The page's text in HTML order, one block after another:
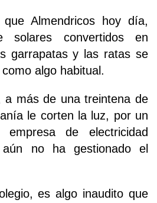
Almendricos hoy día,
solares convertidos en
garrapatas y las ratas se
algo habitual.
a más de una treintena de
le corten la luz, por un
de electricidad
no ha gestionado el
es algo inaudito que